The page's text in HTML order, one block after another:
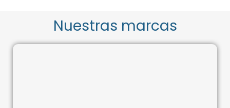
Nuestras marcas